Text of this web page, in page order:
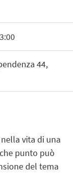
44,
vita di una
punto può
del tema